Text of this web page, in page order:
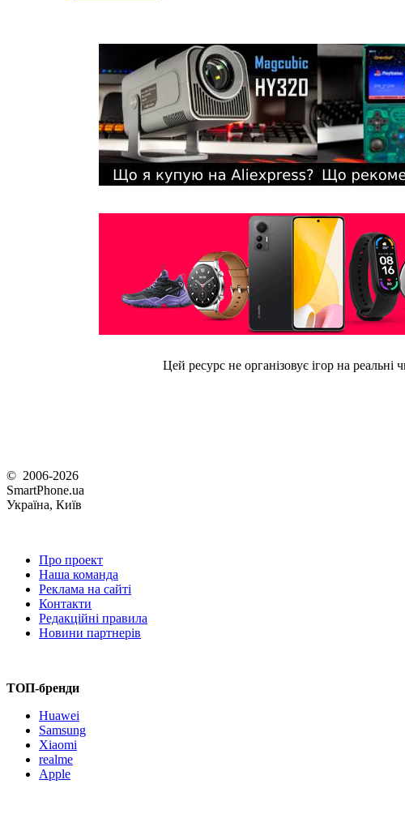
Цей ресурс не організовує ігор на
© 2006-2026
SmartPhone.ua
Україна, Київ
Про проект
Наша команда
Реклама на сайті
Контакти
Редакційні правила
Новини партнерів
ТОП-бренди
Huawei
Samsung
Xiaomi
realme
Apple